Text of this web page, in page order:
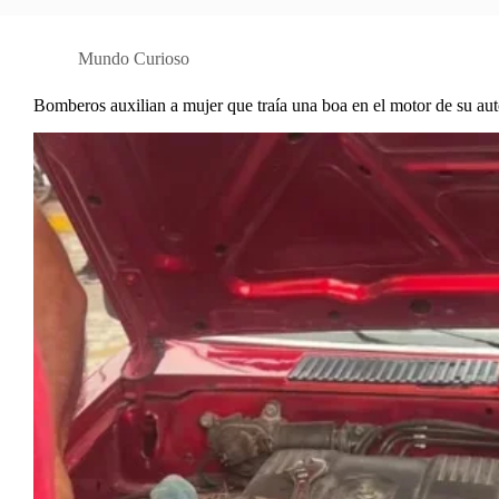
Mundo Curioso
Bomberos auxilian a mujer que traía una boa en el motor de su